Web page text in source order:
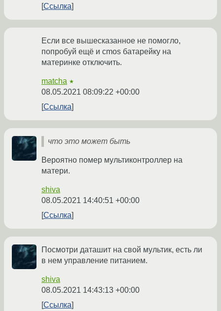
Ссылка
Если все вышесказанное не помогло,
попробуй ещё и cmos батарейку на
материнке отключить.
matcha ★
08.05.2021 08:09:22 +00:00
Ссылка
что это может быть
Вероятно помер мультиконтроллер на
матери.
shiva
08.05.2021 14:40:51 +00:00
Ссылка
Посмотри даташит на свой мультик, есть ли
в нем управление питанием.
shiva
08.05.2021 14:43:13 +00:00
Ссылка